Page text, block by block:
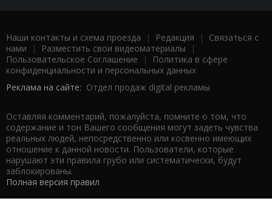
Наши контакты и схема проезда | Редакция | Связаться с
нами | Разместить свои видеоматериалы |
Пользовательское Соглашение |
Политика в сфере
конфиденциальности и персональных данных
Реклама на сайте: Отдел продаж digital рекламы
Оставляя комментарий, пожалуйста, помните о том, что
содержание и тон Вашего сообщения могут задеть чувства
реальных людей, непосредственно или косвенно имеющих
отношение к данной новости. Пользователи, которые
нарушают эти правила грубо или систематически, будут
заблокированы.
Полная версия правил